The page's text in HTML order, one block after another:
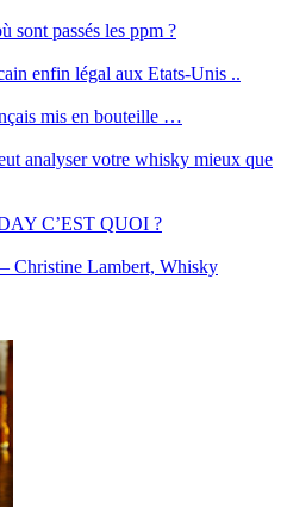
sont passés les ppm ?
enfin légal aux Etats-Unis ..
mis en bouteille …
analyser votre whisky mieux que
C’EST QUOI ?
Christine Lambert, Whisky